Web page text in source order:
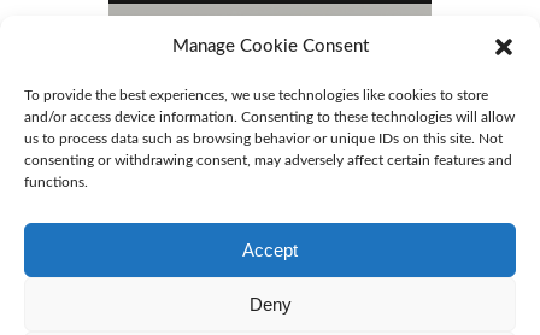
Manage Cookie Consent
To provide the best experiences, we use technologies like cookies to store
and/or access device information. Consenting to these technologies will allow
us to process data such as browsing behavior or unique IDs on this site. Not
consenting or withdrawing consent, may adversely affect certain features and
functions.
Accept
Deny
Modélisation, pose du rigg et animation sur
Blender